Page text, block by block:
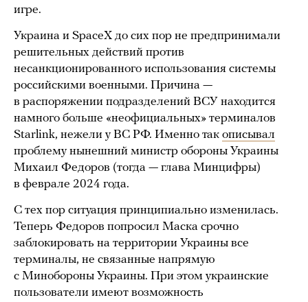
игре.
Украина и SpaceX до сих пор не предпринимали
решительных действий против
несанкционированного использования системы
российскими военными. Причина —
в распоряжении подразделений ВСУ находится
намного больше «неофициальных» терминалов
Starlink, нежели у ВС РФ. Именно так описывал
проблему нынешний министр обороны Украины
Михаил Федоров (тогда — глава Минцифры)
в феврале 2024 года.
С тех пор ситуация принципиально изменилась.
Теперь Федоров попросил Маска срочно
заблокировать на территории Украины все
терминалы, не связанные напрямую
с Минобороны Украины. При этом украинские
пользователи имеют возможность